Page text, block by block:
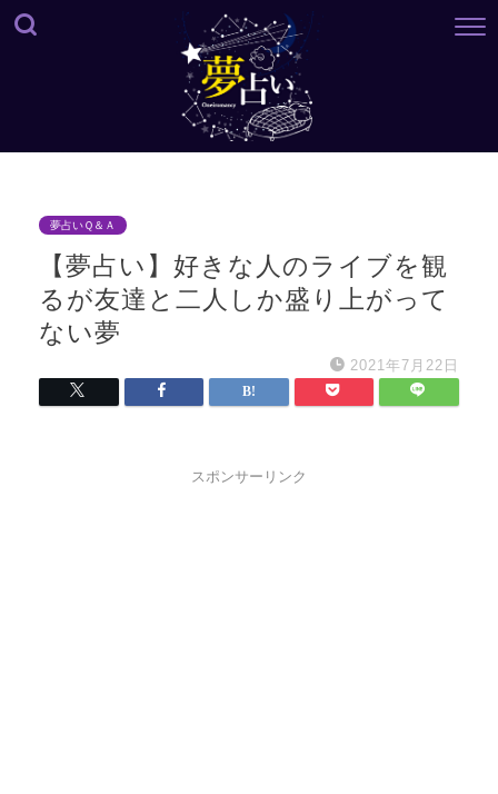
夢占いＱ＆Ａ
【夢占い】好きな人のライブを観
るが友達と二人しか盛り上がって
ない夢
2021年7月22日
スポンサーリンク